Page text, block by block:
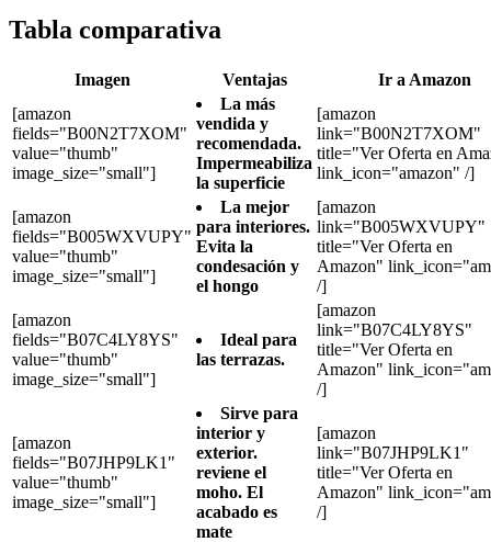
Tabla comparativa
Imagen Ventajas
Ir a Amazon
[amazon
fields="B00N2T7XOM"
value="thumb"
image_size="small"]
La más
vendida y
recomendada.
Impermeabiliza
la superficie
[amazon
link="B00N2T7XOM"
title="Ver Oferta en
link_icon="amazon" /]
[amazon
fields="B005WXVUPY"
value="thumb"
image_size="small"]
La mejor
para interiores.
Evita la
condesación y
el hongo
[amazon
link="B005WXVUPY"
title="Ver Oferta en
Amazon"
/]
[amazon
fields="B07C4LY8YS"
value="thumb"
image_size="small"]
Ideal para
las terrazas.
[amazon
link="B07C4LY8YS"
title="Ver Oferta en
Amazon"
/]
[amazon
fields="B07JHP9LK1"
value="thumb"
image_size="small"]
Sirve para
interior y
exterior.
reviene el
moho. El
acabado es
mate
[amazon
link="B07JHP9LK1"
title="Ver Oferta en
Amazon"
/]